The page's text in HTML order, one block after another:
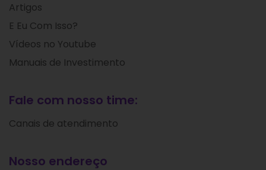
Artigos
E Eu Com Isso?
Vídeos no Youtube
Manuais de Investimento
Fale com nosso time:
Canais de atendimento
Nosso endereço